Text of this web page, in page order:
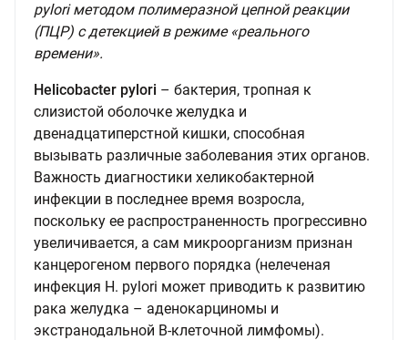
pylori методом полимеразной цепной реакции
(ПЦР) с детекцией в режиме «реального
времени».
Helicobacter pylori – бактерия, тропная к
слизистой оболочке желудка и
двенадцатиперстной кишки, способная
вызывать различные заболевания этих органов.
Важность диагностики хеликобактерной
инфекции в последнее время возросла,
поскольку ее распространенность прогрессивно
увеличивается, а сам микроорганизм признан
канцерогеном первого порядка (нелеченая
инфекция H. pylori может приводить к развитию
рака желудка – аденокарциномы и
экстранодальной В-клеточной лимфомы).